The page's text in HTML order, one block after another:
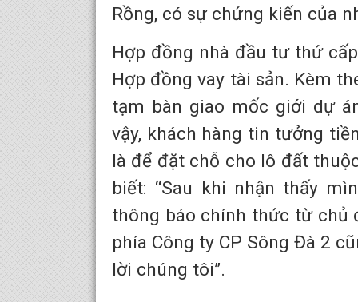
Rồng, có sự chứng kiến của
Hợp đồng nhà đầu tư thứ
Hợp đồng vay tài sản. Kèm
tạm bàn giao mốc giới dự
vậy, khách hàng tin tưởng
là để đặt chỗ cho lô đất
biết: “Sau khi nhận thấy
thông báo chính thức từ chủ
phía Công ty CP Sông Đà 2
lời chúng tôi”.